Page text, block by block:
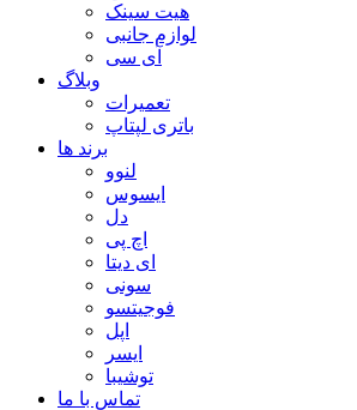
هیت سینک
لوازم جانبی
آی سی
وبلاگ
تعمیرات
باتری لپتاپ
برند ها
لنوو
ایسوس
دل
اچ پی
ای دیتا
سونی
فوجیتسو
اپل
ایسر
توشیبا
تماس با ما